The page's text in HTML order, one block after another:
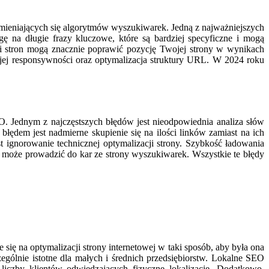
się algorytmów wyszukiwarek. Jedną z najważniejszych
na długie frazy kluczowe, które są bardziej specyficzne i mogą
mogą znacznie poprawić pozycję Twojej strony w wynikach
responsywności oraz optymalizacja struktury URL. W 2024 roku
Jednym z najczęstszych błędów jest nieodpowiednia analiza słów
jest nadmierne skupienie się na ilości linków zamiast na ich
technicznej optymalizacji strony. Szybkość ładowania
prowadzić do kar ze strony wyszukiwarek. Wszystkie te błędy
na optymalizacji strony internetowej w taki sposób, aby była ona
istotne dla małych i średnich przedsiębiorstw. Lokalne SEO